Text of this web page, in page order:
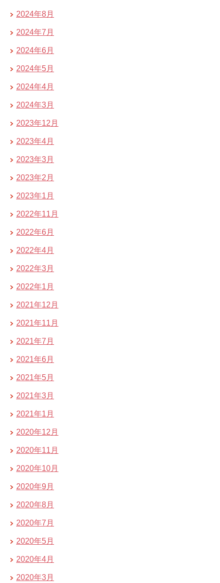
2024年8月
2024年7月
2024年6月
2024年5月
2024年4月
2024年3月
2023年12月
2023年4月
2023年3月
2023年2月
2023年1月
2022年11月
2022年6月
2022年4月
2022年3月
2022年1月
2021年12月
2021年11月
2021年7月
2021年6月
2021年5月
2021年3月
2021年1月
2020年12月
2020年11月
2020年10月
2020年9月
2020年8月
2020年7月
2020年5月
2020年4月
2020年3月